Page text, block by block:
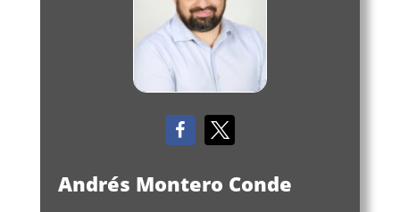
Andrés Montero Conde